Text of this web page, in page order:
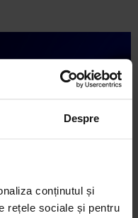
Despre
conținutul și
rețele sociale și pentru
și pasiune.
argint și pietre